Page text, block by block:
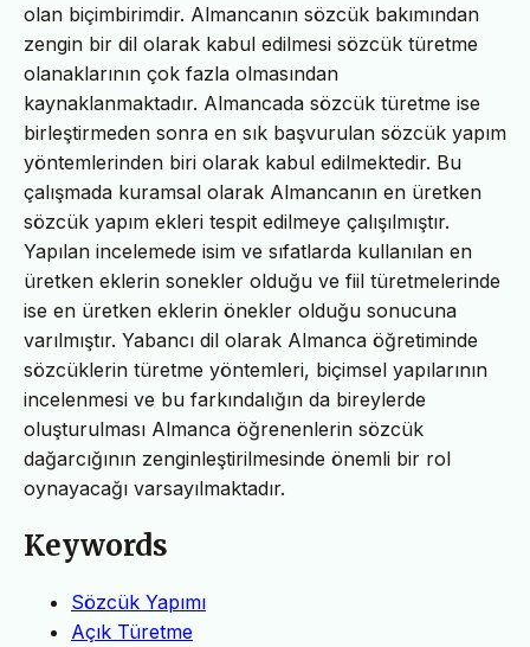
olan biçimbirimdir. Almancanın sözcük bakımından
zengin bir dil olarak kabul edilmesi sözcük türetme
olanaklarının çok fazla olmasından
kaynaklanmaktadır. Almancada sözcük türetme ise
birleştirmeden sonra en sık başvurulan sözcük yapım
yöntemlerinden biri olarak kabul edilmektedir. Bu
çalışmada kuramsal olarak Almancanın en üretken
sözcük yapım ekleri tespit edilmeye çalışılmıştır.
Yapılan incelemede isim ve sıfatlarda kullanılan en
üretken eklerin sonekler olduğu ve fiil türetmelerinde
ise en üretken eklerin önekler olduğu sonucuna
varılmıştır. Yabancı dil olarak Almanca öğretiminde
sözcüklerin türetme yöntemleri, biçimsel yapılarının
incelenmesi ve bu farkındalığın da bireylerde
oluşturulması Almanca öğrenenlerin sözcük
dağarcığının zenginleştirilmesinde önemli bir rol
oynayacağı varsayılmaktadır.
Keywords
Sözcük Yapımı
Açık Türetme